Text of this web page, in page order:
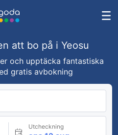
att bo på i Yeosu
och upptäcka fantastiska
gratis avbokning
Utcheckning